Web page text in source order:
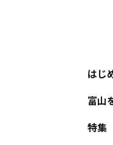
はじ
富山
特集